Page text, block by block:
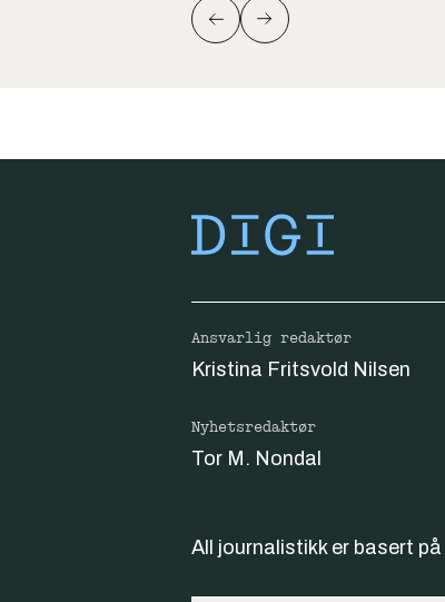
Ansvarlig redaktør
Kristina Fritsvold Nilsen
Nyhetsredaktør
Tor M. Nondal
All journalistikk er basert på